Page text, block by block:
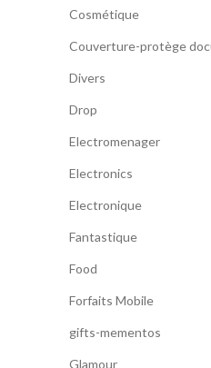
Cosmétique
Couverture-protège
Divers
Drop
Electromenager
Electronics
Electronique
Fantastique
Food
Forfaits Mobile
gifts-mementos
Glamour